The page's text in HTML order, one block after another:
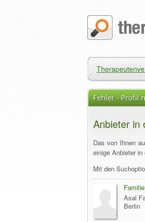
Fehler - Profil
Anbieter in
Das von Ihnen
einige Anbieter
Mit den
Asal
Berlin